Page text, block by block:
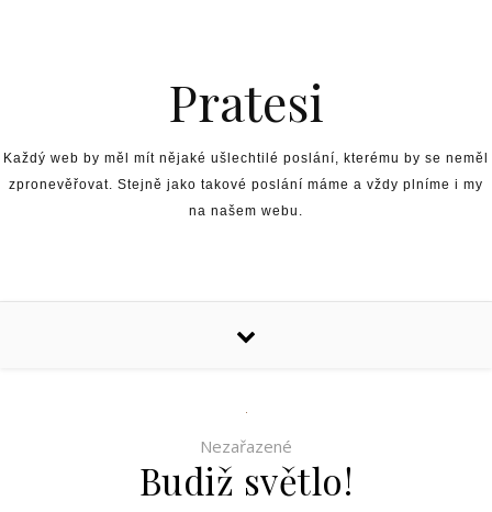
Pratesi
Každý web by měl mít nějaké ušlechtilé poslání, kterému by se neměl
zpronevěřovat. Stejně jako takové poslání máme a vždy plníme i my
na našem webu.
Nezařazené
Budiž světlo!